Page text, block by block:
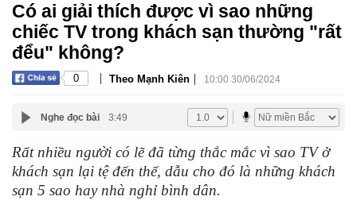
Có ai giải thích được vì sao những
chiếc TV trong khách sạn thường "rất
đểu" không?
0 | Theo Mạnh Kiên | 10:00 30/06/2024
Nghe đọc bài 3:49
Rất nhiều người có lẽ đã từng thắc mắc vì sao TV ở
khách sạn lại tệ đến thế, dẫu cho đó là những khách
sạn 5 sao hay nhà nghỉ bình dân.